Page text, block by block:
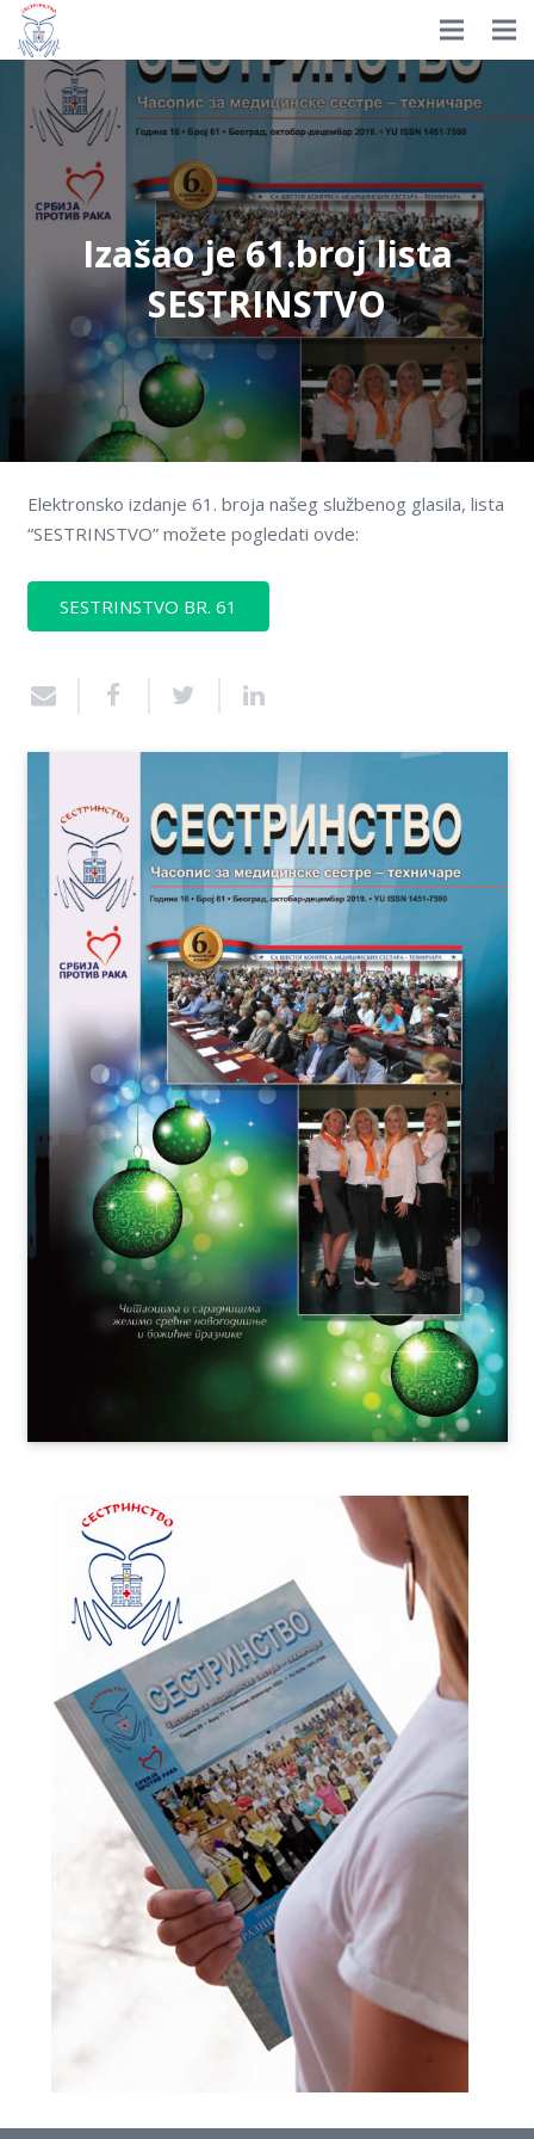
Prijavite se
HOME
Istorijat
Organizacija
Nagrade
Dokumenti
Novosti
Izdavaštvo
Edukacija
Galerija
On-line edukacija
Izašao je 61.broj lista
SESTRINSTVO
Elektronsko izdanje 61. broja našeg službenog glasila, lista
“SESTRINSTVO” možete pogledati ovde:
SESTRINSTVO BR. 61